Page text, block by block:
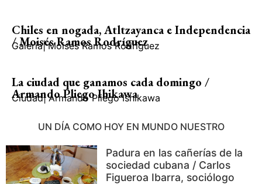
Chiles en nogada, Atltzayanca e Independencia
/ Moisés Ramos Rodríguez
Galería| Moisés Ramos Rodríguez
La ciudad que ganamos cada domingo /
Armando Pliego Ihikawa
Ciudad| Armando Pliego Ishikawa
UN DÍA COMO HOY EN MUNDO NUESTRO
Padura en las cañerías de la
sociedad cubana / Carlos
Figueroa Ibarra, sociólogo